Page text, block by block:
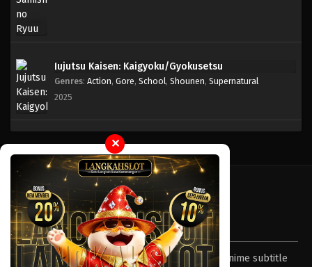
Jujutsu Kaisen: Kaigyoku/Gyokusetsu
Genres: Action, Gore, School, Shounen, Supernatural
2025
✕
Tentang LayarOtaku
Layar Otaku – Tempat nonton dan download anime subtitle